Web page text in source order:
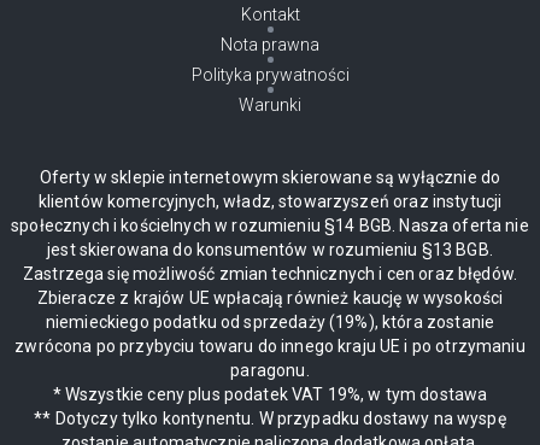
Kontakt
Nota prawna
Polityka prywatności
Warunki
Oferty w sklepie internetowym skierowane są wyłącznie do
klientów komercyjnych, władz, stowarzyszeń oraz instytucji
społecznych i kościelnych w rozumieniu §14 BGB. Nasza oferta nie
jest skierowana do konsumentów w rozumieniu §13 BGB.
Zastrzega się możliwość zmian technicznych i cen oraz błędów.
Zbieracze z krajów UE wpłacają również kaucję w wysokości
niemieckiego podatku od sprzedaży (19%), która zostanie
zwrócona po przybyciu towaru do innego kraju UE i po otrzymaniu
paragonu.
* Wszystkie ceny plus podatek VAT 19%, w tym dostawa
** Dotyczy tylko kontynentu. W przypadku dostawy na wyspę